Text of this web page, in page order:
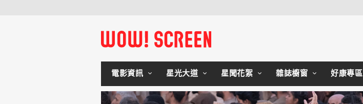
電影資訊 星光大道 星聞花絮 雜誌櫥窗 好康專區